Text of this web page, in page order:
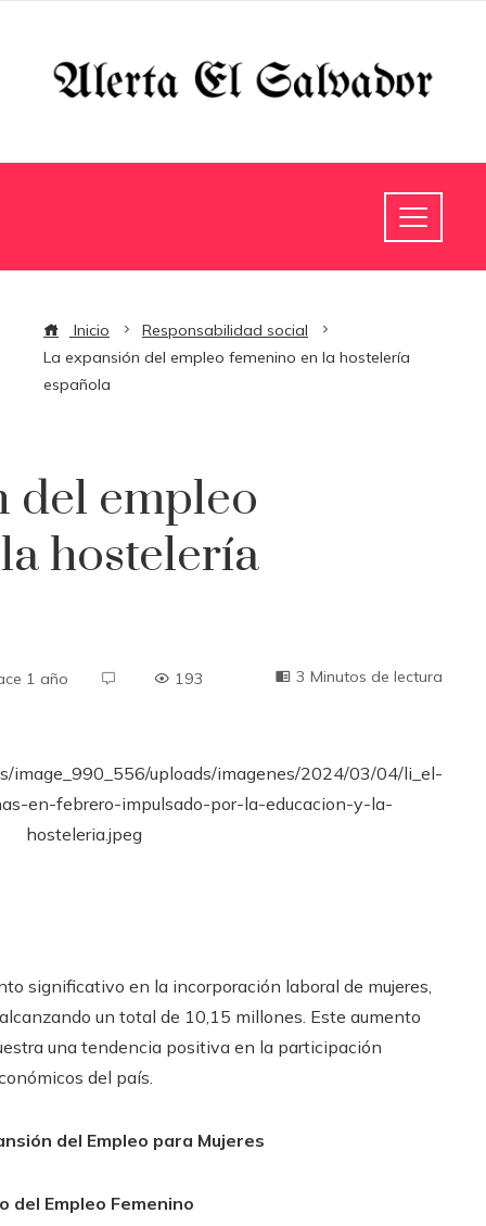
Inicio
Responsabilidad social
La expansión del empleo femenino en la hostelería
española
del empleo
hostelería
1 año 193 3 Minutos de lectura
significativo en la incorporación laboral de mujeres,
un total de 10,15 millones. Este aumento
una tendencia positiva en la participación
del país.
del Empleo para Mujeres
del Empleo Femenino